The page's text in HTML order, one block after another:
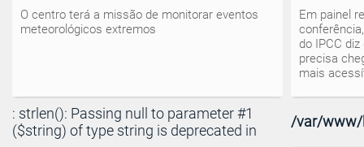
O centro terá a missão de monitorar eventos
meteorológicos extremos
Em painel
do IPCC
precisa
mais
: strlen(): Passing null to parameter #1
($string) of type string is deprecated in
/var/www/